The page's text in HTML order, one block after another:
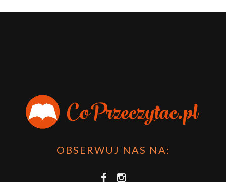
OBSERWUJ NAS NA: